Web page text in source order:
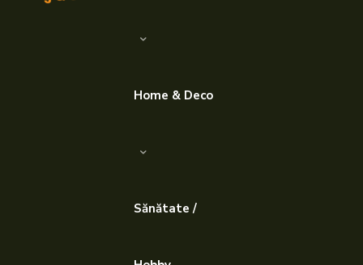
Home & Deco
Sănătate /